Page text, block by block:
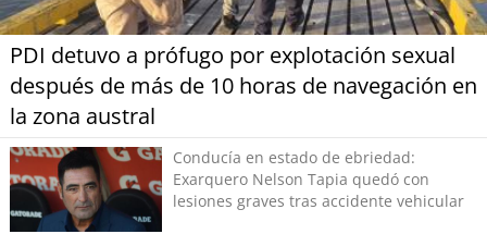
PDI detuvo a prófugo por explotación sexual
después de más de 10 horas de navegación en
la zona austral
Conducía en estado de ebriedad:
Exarquero Nelson Tapia quedó con
lesiones graves tras accidente vehicular